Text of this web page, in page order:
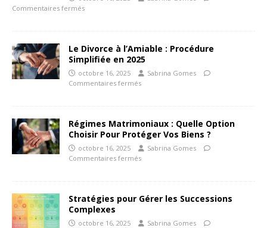
Commentaires fermés
Le Divorce à l’Amiable : Procédure
Simplifiée en 2025
octobre 16, 2025
Sabrina Gomes
Commentaires fermés
Régimes Matrimoniaux : Quelle Option
Choisir Pour Protéger Vos Biens ?
octobre 16, 2025
Sabrina Gomes
Commentaires fermés
Stratégies pour Gérer les Successions
Complexes
octobre 16, 2025
Sabrina Gomes